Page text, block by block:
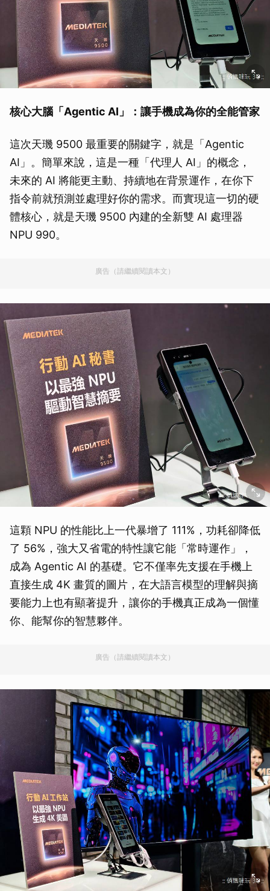
核心大腦「Agentic AI」：讓手機成為你的全能管家
這次天璣 9500 最重要的關鍵字，就是「Agentic
AI」。簡單來說，這是一種「代理人 AI」的概念，
未來的 AI 將能更主動、持續地在背景運作，在你下
指令前就預測並處理好你的需求。而實現這一切的硬
體核心，就是天璣 9500 內建的全新雙 AI 處理器
NPU 990。
廣告（請繼續閱讀本文）
這顆 NPU 的性能比上一代暴增了 111%，功耗卻降低
了 56%，強大又省電的特性讓它能「常時運作」，
成為 Agentic AI 的基礎。它不僅率先支援在手機上
直接生成 4K 畫質的圖片，在大語言模型的理解與摘
要能力上也有顯著提升，讓你的手機真正成為一個懂
你、能幫你的智慧夥伴。
廣告（請繼續閱讀本文）